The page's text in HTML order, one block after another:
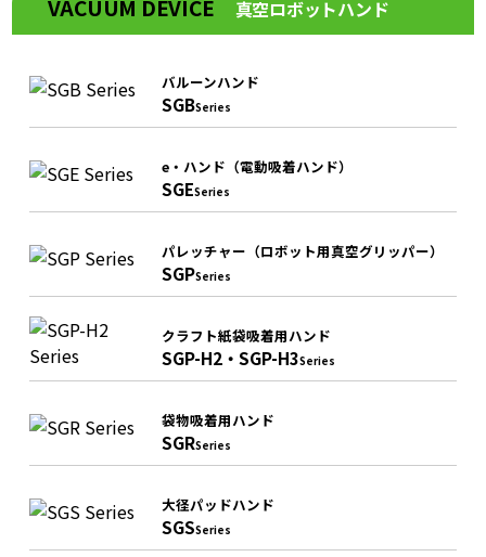
VACUUM DEVICE 真空ロボットハンド
バルーンハンド
SGBSeries
e・ハンド（電動吸着ハンド）
SGESeries
パレッチャー（ロボット用真空グリッパー）
SGPSeries
クラフト紙袋吸着用ハンド
SGP-H2・SGP-H3Series
袋物吸着用ハンド
SGRSeries
大径パッドハンド
SGSSeries